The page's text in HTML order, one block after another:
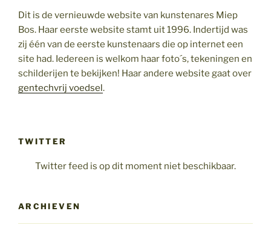
Dit is de vernieuwde website van kunstenares Miep
Bos. Haar eerste website stamt uit 1996. Indertijd was
zij één van de eerste kunstenaars die op internet een
site had. Iedereen is welkom haar foto´s, tekeningen en
schilderijen te bekijken! Haar andere website gaat over
gentechvrij voedsel.
TWITTER
Twitter feed is op dit moment niet beschikbaar.
ARCHIEVEN